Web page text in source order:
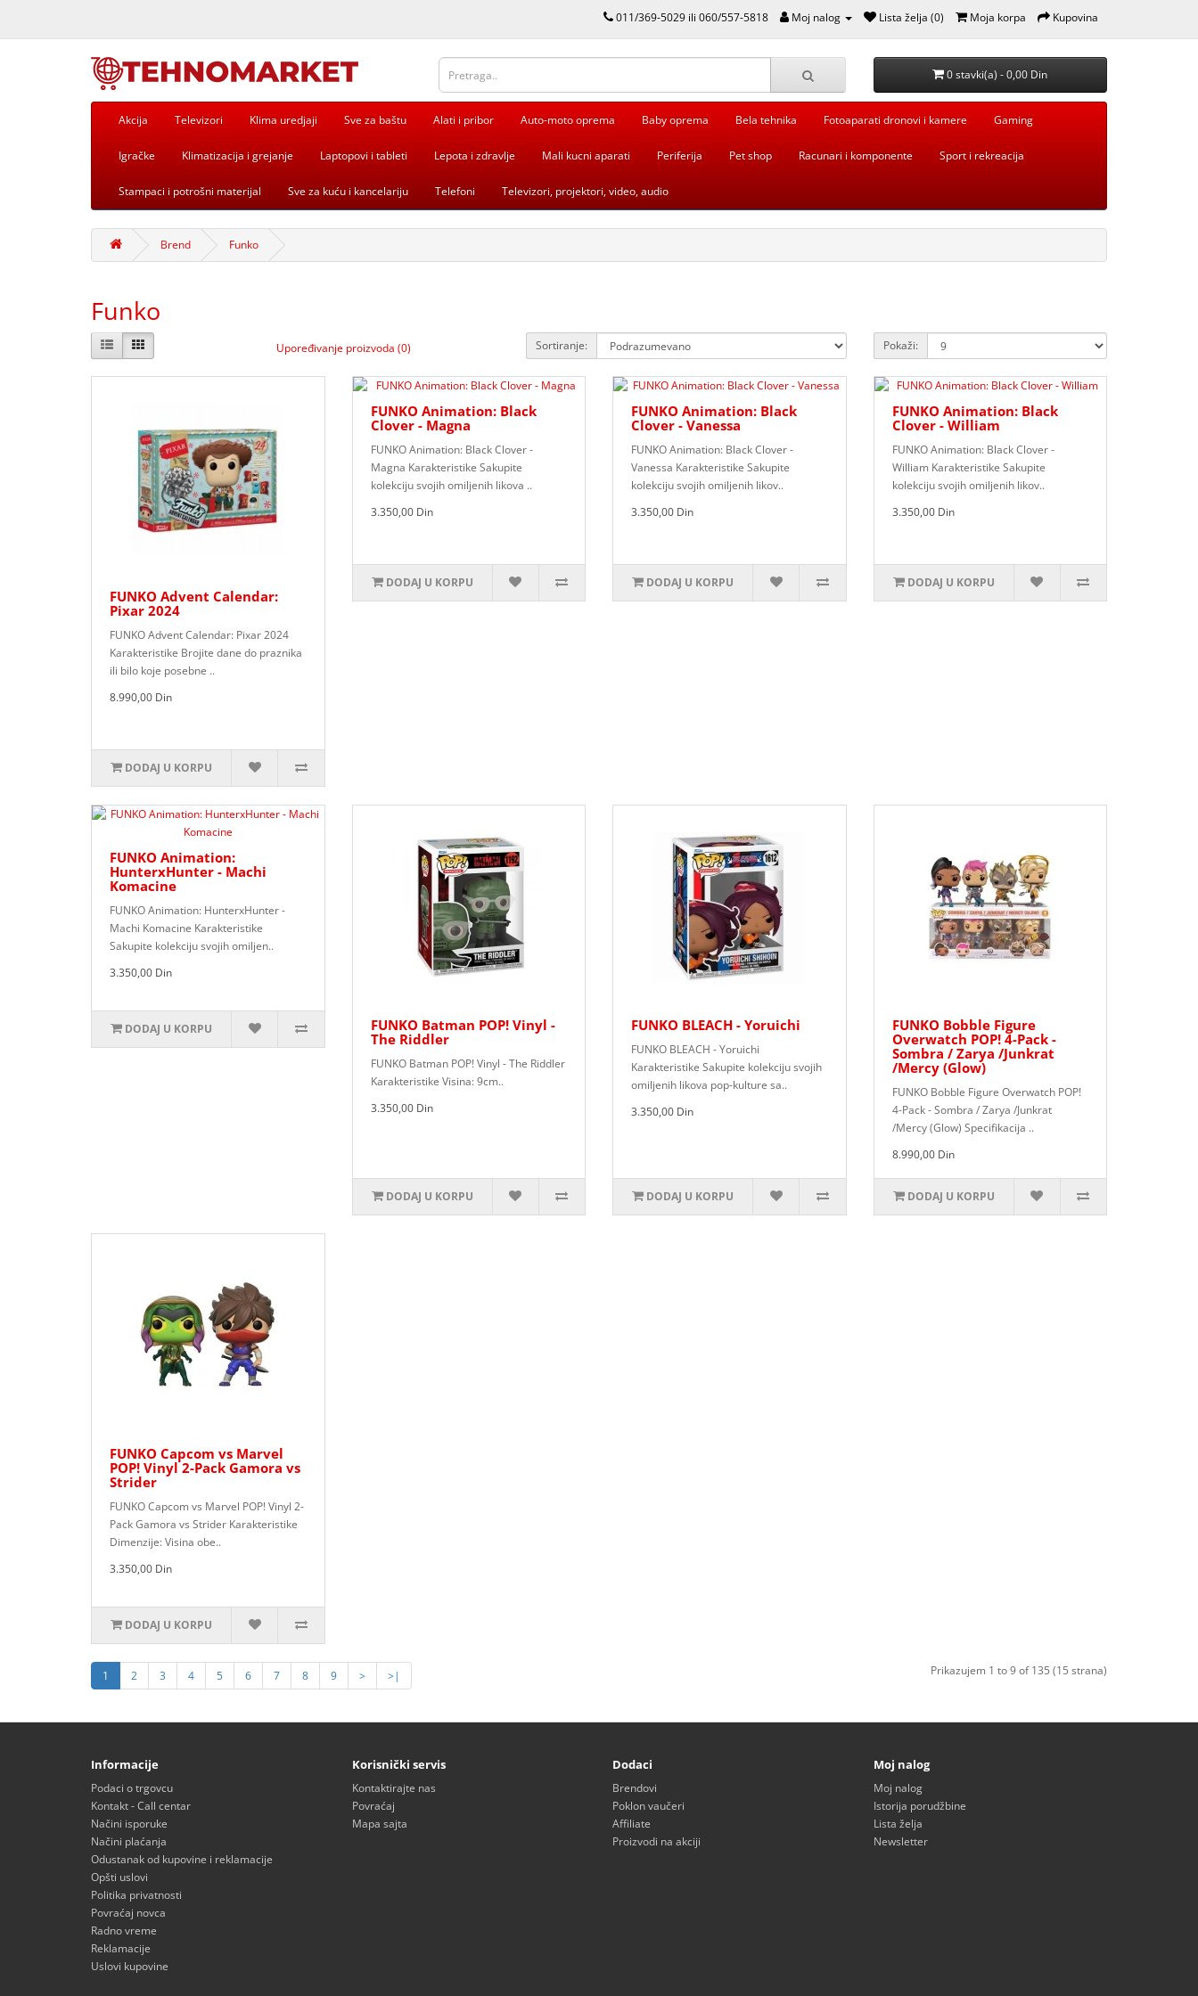
011/369-5029 ili 060/557-5818 Moj nalog Lista želja (0) Moja korpa Kupovina
0 stavki(a) - 0,00 Din
Akcija Televizori Klima uredjaji Sve za baštu Alati i pribor Auto-moto oprema Baby oprema Bela tehnika Fotoaparati dronovi i kamere Gaming
Igračke Klimatizacija i grejanje Laptopovi i tableti Lepota i zdravlje Mali kucni aparati Periferija Pet shop Racunari i komponente Sport i rekreacija
Stampaci i potrošni materijal Sve za kuću i kancelariju Telefoni Televizori, projektori, video, audio
Brend Funko
Funko
Upoređivanje proizvoda (0) Sortiranje: Pokaži:
FUNKO Advent Calendar:
Pixar 2024
FUNKO Advent Calendar: Pixar 2024
Karakteristike Brojite dane do praznika
ili bilo koje posebne ..
8.990,00 Din
DODAJ U KORPU
FUNKO Animation: Black
Clover - Magna
FUNKO Animation: Black Clover -
Magna Karakteristike Sakupite
kolekciju svojih omiljenih likova ..
3.350,00 Din
DODAJ U KORPU
FUNKO Animation: Black
Clover - Vanessa
FUNKO Animation: Black Clover -
Vanessa Karakteristike Sakupite
kolekciju svojih omiljenih likov..
3.350,00 Din
DODAJ U KORPU
FUNKO Animation: Black
Clover - William
FUNKO Animation: Black Clover -
William Karakteristike Sakupite
kolekciju svojih omiljenih likov..
3.350,00 Din
DODAJ U KORPU
FUNKO Animation:
HunterxHunter - Machi
Komacine
FUNKO Animation: HunterxHunter -
Machi Komacine Karakteristike
Sakupite kolekciju svojih omiljen..
3.350,00 Din
DODAJ U KORPU
FUNKO Batman POP! Vinyl -
The Riddler
FUNKO Batman POP! Vinyl - The Riddler
Karakteristike Visina: 9cm..
3.350,00 Din
DODAJ U KORPU
FUNKO BLEACH - Yoruichi
FUNKO BLEACH - Yoruichi
Karakteristike Sakupite kolekciju svojih
omiljenih likova pop-kulture sa..
3.350,00 Din
DODAJ U KORPU
FUNKO Bobble Figure
Overwatch POP! 4-Pack -
Sombra / Zarya /Junkrat
/Mercy (Glow)
FUNKO Bobble Figure Overwatch POP!
4-Pack - Sombra / Zarya /Junkrat
/Mercy (Glow) Specifikacija ..
8.990,00 Din
DODAJ U KORPU
FUNKO Capcom vs Marvel
POP! Vinyl 2-Pack Gamora vs
Strider
FUNKO Capcom vs Marvel POP! Vinyl 2-
Pack Gamora vs Strider Karakteristike
Dimenzije: Visina obe..
3.350,00 Din
DODAJ U KORPU
1 2 3 4 5 6 7 8 9 > >| Prikazujem 1 to 9 of 135 (15 strana)
Informacije
Podaci o trgovcu
Kontakt - Call centar
Načini isporuke
Načini plaćanja
Odustanak od kupovine i reklamacije
Opšti uslovi
Politika privatnosti
Povraćaj novca
Radno vreme
Reklamacije
Uslovi kupovine
Korisnički servis
Kontaktirajte nas
Povraćaj
Mapa sajta
Dodaci
Brendovi
Poklon vaučeri
Affiliate
Proizvodi na akciji
Moj nalog
Moj nalog
Istorija porudžbine
Lista želja
Newsletter